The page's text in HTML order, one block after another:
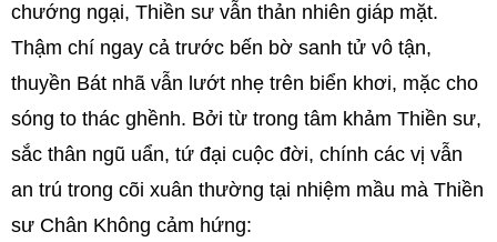
chướng ngại, Thiền sư vẫn thản nhiên giáp mặt.
Thậm chí ngay cả trước bến bờ sanh tử vô tận,
thuyền Bát nhã vẫn lướt nhẹ trên biển khơi, mặc cho
sóng to thác ghềnh. Bởi từ trong tâm khảm Thiền sư,
sắc thân ngũ uẩn, tứ đại cuộc đời, chính các vị vẫn
an trú trong cõi xuân thường tại nhiệm mầu mà Thiền
sư Chân Không cảm hứng: